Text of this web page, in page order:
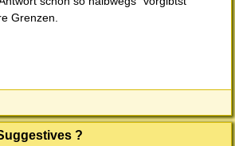
Grenzen.
?